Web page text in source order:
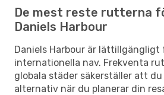
De mest reste rutterna
Daniels Harbour
Daniels Harbour är lättillgängligt
internationella nav. Frekventa
globala städer säkerställer att
alternativ när du planerar din